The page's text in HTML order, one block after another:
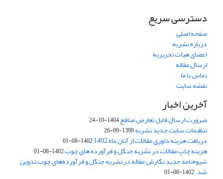
دسترسی سریع
صفحه اصلی
درباره نشریه
اعضای هیات تحریریه
ارسال مقاله
تماس با ما
نقشه سایت
آخرین اخبار
ضرورت ارسال فایل تعارض منافع1404-10-24
تنظیمات سایت جدید نشریه1398-09-26
دریافت هزینه داوری مقالات از آبان ماه 1402 1402-08-01
هزینه چاپ مقالات در نشریه جنگل و فرآورده های چوب1402-08-01
شیوه‌نامه جدید نگارش مقاله در نشریه جنگل و فرآورده‌های چوب تدوین
شد.1402-08-01